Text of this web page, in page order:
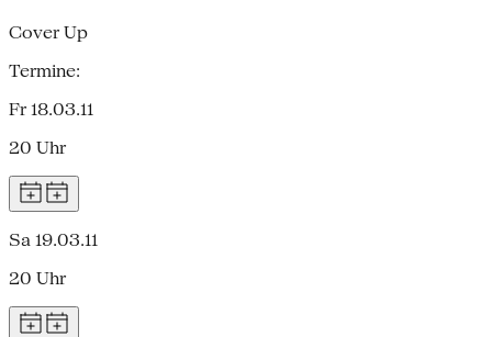
Cover Up
Termine:
Fr 18.03.11
20 Uhr
Sa 19.03.11
20 Uhr